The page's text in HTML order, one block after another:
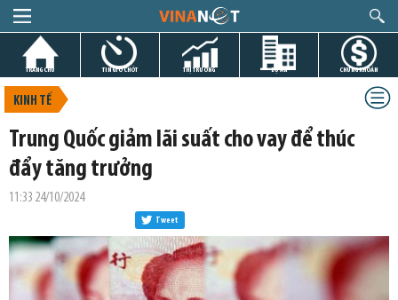
TRANG CHỦ TIN GIỜ CHÓT THỊ TRƯỜNG DỰ ÁN CHỨNG KHOÁN
KINH TẾ
Trung Quốc giảm lãi suất cho vay để thúc
đẩy tăng trưởng
11:33 24/10/2024
Tweet